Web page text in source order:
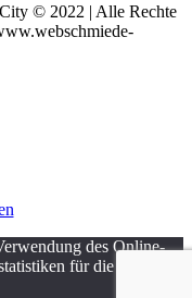
© 2022 | Alle Rechte
des Online-
für die Analyse